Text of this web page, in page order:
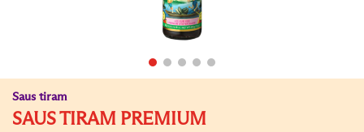
Saus tiram
SAUS TIRAM PREMIUM